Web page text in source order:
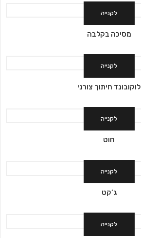
לקנייה
מסיכה בקלבה
לקנייה
לוקובונד חיתוך צורני
לקנייה
חוט
לקנייה
ג’קט
לקנייה